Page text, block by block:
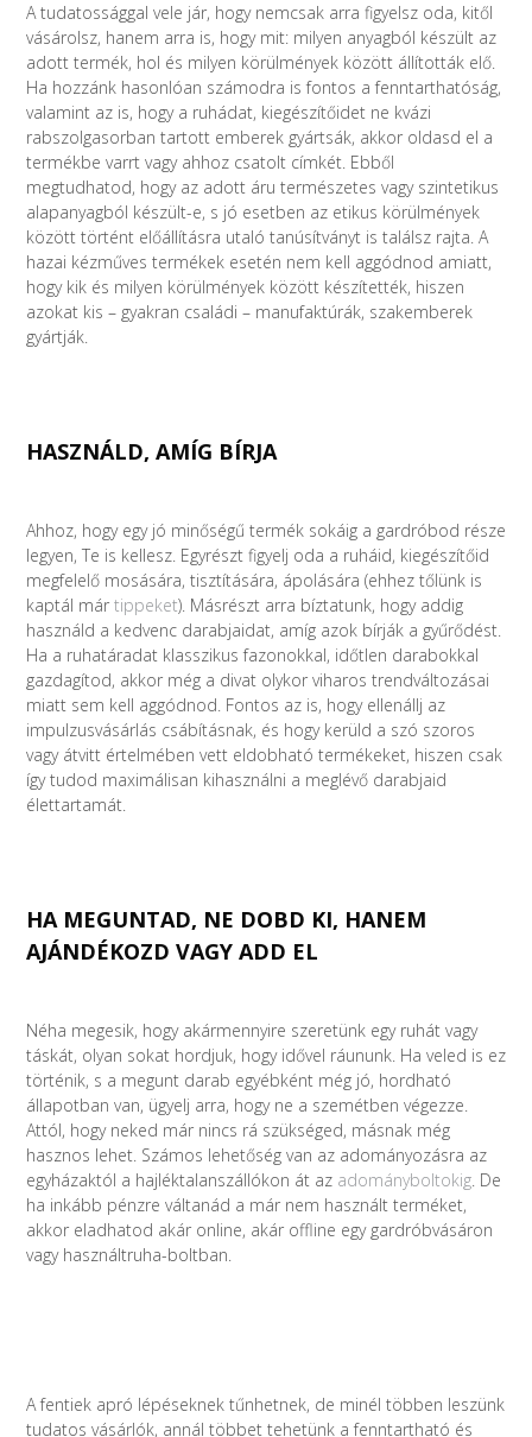
A tudatossággal vele jár, hogy nemcsak arra figyelsz oda, kitől
vásárolsz, hanem arra is, hogy mit: milyen anyagból készült az
adott termék, hol és milyen körülmények között állították elő.
Ha hozzánk hasonlóan számodra is fontos a fenntarthatóság,
valamint az is, hogy a ruhádat, kiegészítőidet ne kvázi
rabszolgasorban tartott emberek gyártsák, akkor oldasd el a
termékbe varrt vagy ahhoz csatolt címkét. Ebből
megtudhatod, hogy az adott áru természetes vagy szintetikus
alapanyagból készült-e, s jó esetben az etikus körülmények
között történt előállításra utaló tanúsítványt is találsz rajta. A
hazai kézműves termékek esetén nem kell aggódnod amiatt,
hogy kik és milyen körülmények között készítették, hiszen
azokat kis – gyakran családi – manufaktúrák, szakemberek
gyártják.
HASZNÁLD, AMÍG BÍRJA
Ahhoz, hogy egy jó minőségű termék sokáig a gardróbod része
legyen, Te is kellesz. Egyrészt figyelj oda a ruháid, kiegészítőid
megfelelő mosására, tisztítására, ápolására (ehhez tőlünk is
kaptál már tippeket). Másrészt arra bíztatunk, hogy addig
használd a kedvenc darabjaidat, amíg azok bírják a gyűrődést.
Ha a ruhatáradat klasszikus fazonokkal, időtlen darabokkal
gazdagítod, akkor még a divat olykor viharos trendváltozásai
miatt sem kell aggódnod. Fontos az is, hogy ellenállj az
impulzusvásárlás csábításnak, és hogy kerüld a szó szoros
vagy átvitt értelmében vett eldobható termékeket, hiszen csak
így tudod maximálisan kihasználni a meglévő darabjaid
élettartamát.
HA MEGUNTAD, NE DOBD KI, HANEM
AJÁNDÉKOZD VAGY ADD EL
Néha megesik, hogy akármennyire szeretünk egy ruhát vagy
táskát, olyan sokat hordjuk, hogy idővel ráununk. Ha veled is ez
történik, s a megunt darab egyébként még jó, hordható
állapotban van, ügyelj arra, hogy ne a szemétben végezze.
Attól, hogy neked már nincs rá szükséged, másnak még
hasznos lehet. Számos lehetőség van az adományozásra az
egyházaktól a hajléktalanszállókon át az adományboltokig. De
ha inkább pénzre váltanád a már nem használt terméket,
akkor eladhatod akár online, akár offline egy gardróbvásáron
vagy használtruha-boltban.
A fentiek apró lépéseknek tűnhetnek, de minél többen leszünk
tudatos vásárlók, annál többet tehetünk a fenntartható és